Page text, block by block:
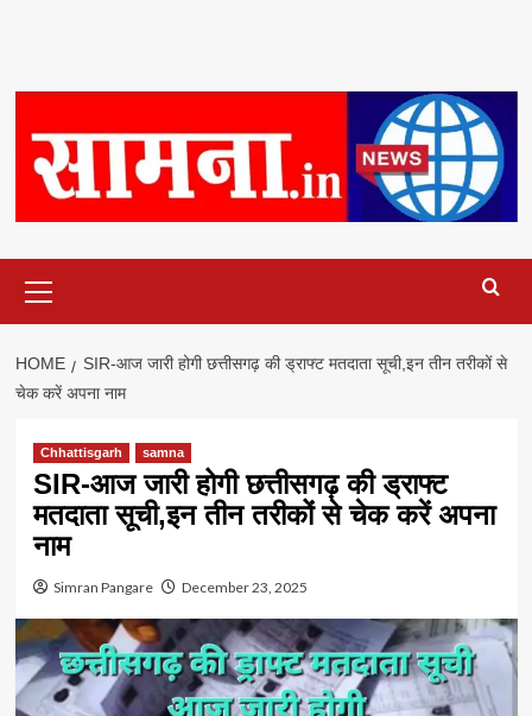
Menu
HOME
SIR-आज जारी होगी छत्तीसगढ़ की ड्राफ्ट मतदाता सूची,इन तीन तरीकों से
चेक करें अपना नाम
Chhattisgarh samna
SIR-आज जारी होगी छत्तीसगढ़ की ड्राफ्ट
मतदाता सूची,इन तीन तरीकों से चेक करें अपना
नाम
Simran Pangare December 23, 2025